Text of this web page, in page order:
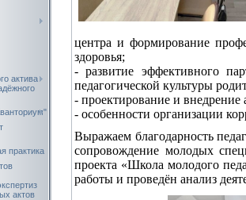
актива
практика
актов
центра и формирование
здоровья;
- развитие эффективного
педагогической культуры
- проектирование и внедрение
- особенности организации
Выражаем благодарность
сопровождение молодых
проекта «Школа молодого
работы и проведён анализ